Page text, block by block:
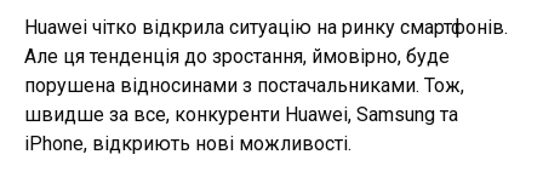
Huawei чітко відкрила ситуацію на ринку смартфонів.
Але ця тенденція до зростання, ймовірно, буде
порушена відносинами з постачальниками. Тож,
швидше за все, конкуренти Huawei, Samsung та
iPhone, відкриють нові можливості.